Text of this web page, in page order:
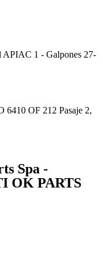
APIAC 1 - Galpones 27-
6410 OF 212 Pasaje 2,
Spa -
OK PARTS